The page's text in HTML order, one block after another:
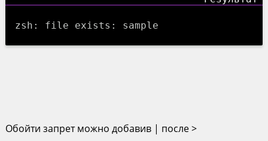
zsh: file exists: sample
Обойти запрет можно добавив | после >